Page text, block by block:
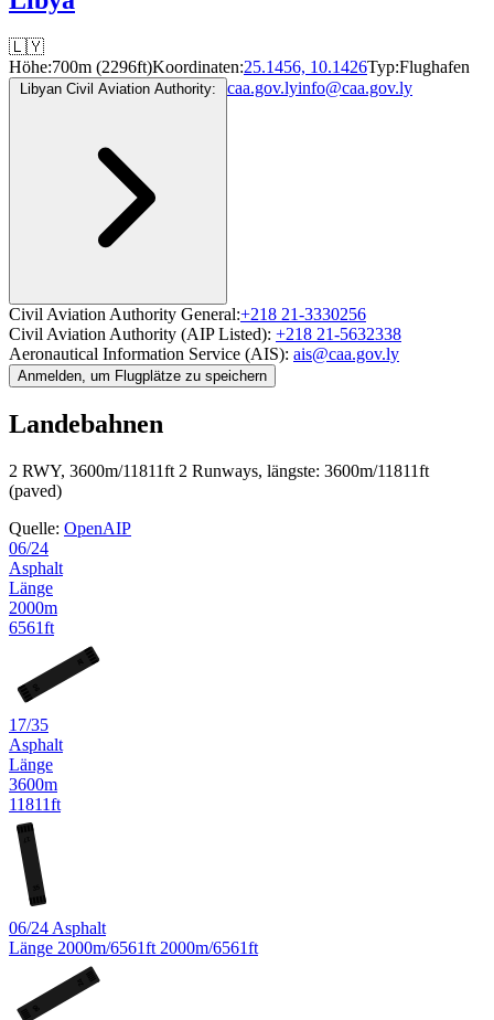
🇱🇾
Höhe:700m (2296ft)Koordinaten:25.1456, 10.1426Typ:Flughafen
Libyan Civil Aviation Authority: caa.gov.lyinfo@caa.gov.ly
Civil Aviation Authority General:+218 21-3330256
Civil Aviation Authority (AIP Listed): +218 21-5632338
Aeronautical Information Service (AIS): ais@caa.gov.ly
Anmelden, um Flugplätze zu speichern
Landebahnen
2 RWY, 3600m/11811ft 2 Runways, längste: 3600m/11811ft
(paved)
Quelle: OpenAIP
06/24
Asphalt
Länge
2000m
6561ft
24
17/35
Asphalt
Länge
3600m
11811ft
06/24 Asphalt
Länge 2000m/6561ft 2000m/6561ft